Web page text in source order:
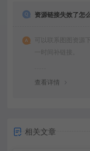
资源链接失效了怎
可以联系图图资源
一时间补链接。
查看详情
相关文章